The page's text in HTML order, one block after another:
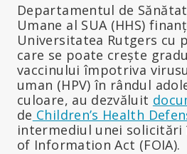
Departamentul de
Umane al SUA (HHS)
Universitatea Rutgers cu
care se poate crește
vaccinului împotriva
uman (HPV) în rândul
culoare, au dezvăluit
de Children’s Health
intermediul unei solicitări
of Information Act (FOIA).